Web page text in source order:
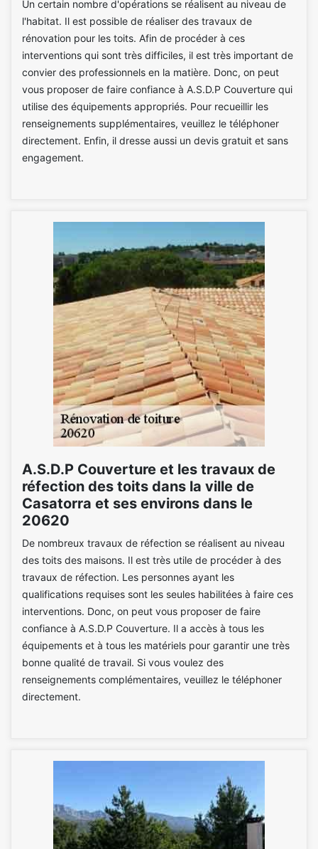
Un certain nombre d'opérations se réalisent au niveau de
l'habitat. Il est possible de réaliser des travaux de
rénovation pour les toits. Afin de procéder à ces
interventions qui sont très difficiles, il est très important de
convier des professionnels en la matière. Donc, on peut
vous proposer de faire confiance à A.S.D.P Couverture qui
utilise des équipements appropriés. Pour recueillir les
renseignements supplémentaires, veuillez le téléphoner
directement. Enfin, il dresse aussi un devis gratuit et sans
engagement.
A.S.D.P Couverture et les travaux de
réfection des toits dans la ville de
Casatorra et ses environs dans le
20620
De nombreux travaux de réfection se réalisent au niveau
des toits des maisons. Il est très utile de procéder à des
travaux de réfection. Les personnes ayant les
qualifications requises sont les seules habilitées à faire ces
interventions. Donc, on peut vous proposer de faire
confiance à A.S.D.P Couverture. Il a accès à tous les
équipements et à tous les matériels pour garantir une très
bonne qualité de travail. Si vous voulez des
renseignements complémentaires, veuillez le téléphoner
directement.